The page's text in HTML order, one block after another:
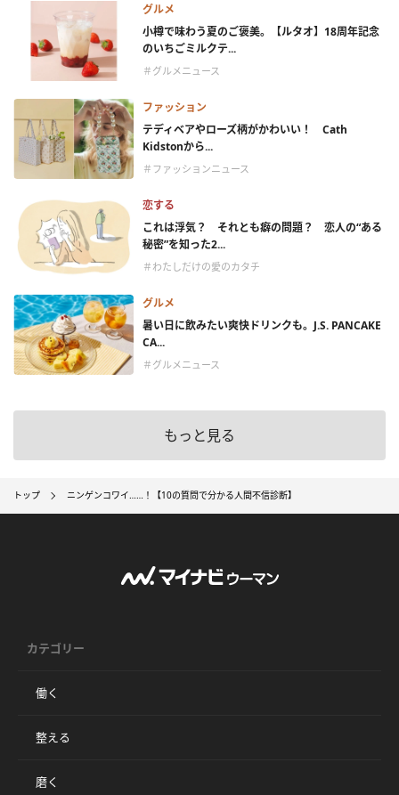
グルメ
小樽で味わう夏のご褒美。【ルタオ】18周年記念
のいちごミルクテ...
＃グルメニュース
ファッション
テディベアやローズ柄がかわいい！ Cath
Kidstonから...
＃ファッションニュース
恋する
これは浮気？ それとも癖の問題？ 恋人の“ある
秘密”を知った2...
＃わたしだけの愛のカタチ
グルメ
暑い日に飲みたい爽快ドリンクも。J.S. PANCAKE
CA...
＃グルメニュース
もっと見る
トップ ニンゲンコワイ……！【10の質問で分かる人間不信診断】
カテゴリー
働く
整える
磨く